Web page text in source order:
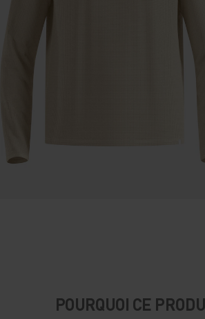
POURQUOI CE